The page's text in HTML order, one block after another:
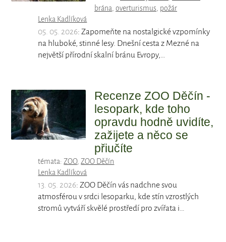
brána, overturismus, požár
Lenka Kadlíková
05. 05. 2026: Zapomeňte na nostalgické vzpomínky
na hluboké, stinné lesy. Dnešní cesta z Mezné na
největší přírodní skalní bránu Evropy,…
Recenze ZOO Děčín -
lesopark, kde toho
opravdu hodně uvidíte,
zažijete a něco se
přiučíte
témata:ZOO,ZOO Děčín
Lenka Kadlíková
13. 05. 2026: ZOO Děčín vás nadchne svou
atmosférou v srdci lesoparku, kde stín vzrostlých
stromů vytváří skvělé prostředí pro zvířata i…